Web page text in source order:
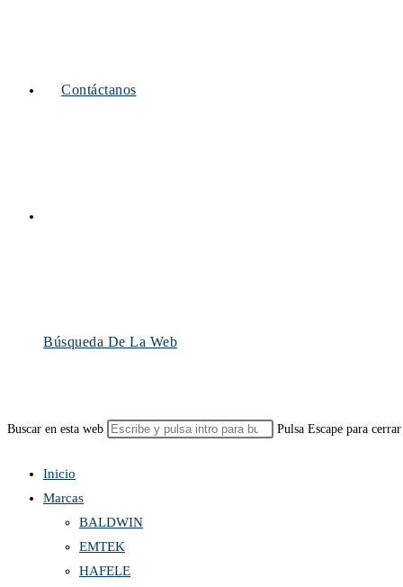
Contáctanos
Búsqueda De La Web
Buscar en esta web Pulsa Escape para
Inicio
Marcas
BALDWIN
EMTEK
HAFELE